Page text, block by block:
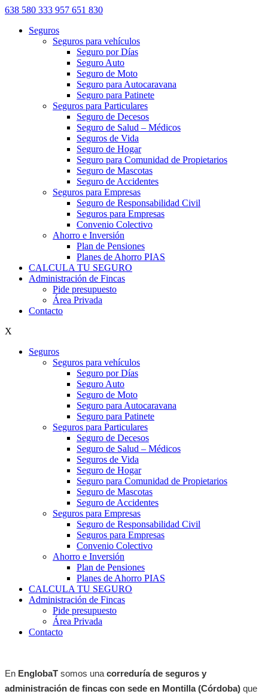
638 580 333 957 651 830
Seguros
Seguros para vehículos
Seguro por Días
Seguro Auto
Seguro de Moto
Seguro para Autocaravana
Seguro para Patinete
Seguros para Particulares
Seguro de Decesos
Seguro de Salud – Médicos
Seguros de Vida
Seguro de Hogar
Seguro para Comunidad de Propietarios
Seguro de Mascotas
Seguro de Accidentes
Seguros para Empresas
Seguro de Responsabilidad Civil
Seguros para Empresas
Convenio Colectivo
Ahorro e Inversión
Plan de Pensiones
Planes de Ahorro PIAS
CALCULA TU SEGURO
Administración de Fincas
Pide presupuesto
Área Privada
Contacto
X
Seguros
Seguros para vehículos
Seguro por Días
Seguro Auto
Seguro de Moto
Seguro para Autocaravana
Seguro para Patinete
Seguros para Particulares
Seguro de Decesos
Seguro de Salud – Médicos
Seguros de Vida
Seguro de Hogar
Seguro para Comunidad de Propietarios
Seguro de Mascotas
Seguro de Accidentes
Seguros para Empresas
Seguro de Responsabilidad Civil
Seguros para Empresas
Convenio Colectivo
Ahorro e Inversión
Plan de Pensiones
Planes de Ahorro PIAS
CALCULA TU SEGURO
Administración de Fincas
Pide presupuesto
Área Privada
Contacto
En EnglobaT somos una correduría de seguros y
administración de fincas con sede en Montilla (Córdoba) que